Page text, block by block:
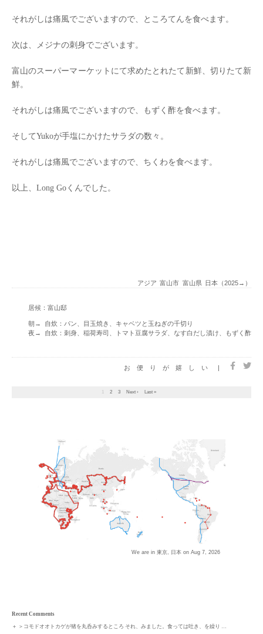
それがしは痛風でございますので、ところてんを食べます。
次は、メジナの刺身でございます。
富山のスーパーマーケットにて求めたとれたて新鮮、切りたて新
鮮。
それがしは痛風でございますので、もずく酢を食べます。
そしてYukoが手塩にかけたサラダの数々。
それがしは痛風でございますので、ちくわを食べます。
以上、Long Goくんでした。
アジア 富山市 富山県 日本（2025→）
居候：富山邸
朝→ 自炊：パン、目玉焼き、キャベツと玉ねぎの千切り
夜→ 自炊：刺身、稲荷寿司、トマト豆腐サラダ、なす白だし漬け、もずく酢
お便りが嬉しい |
1 2 3 Next › Last »
We are in 東京, 日本 on Aug 7, 2026
Recent Comments
＋ ＞コモドオオトカゲが猪を丸呑みするところ それ、みました。食っては吐き、を繰り …